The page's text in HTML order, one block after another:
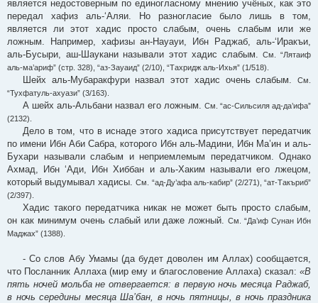
является недостоверным по единогласному мнению учёных, как это
передал хафиз аль-‘Аляи. Но разногласие было лишь в том,
является ли этот хадис просто слабым, очень слабым или же
ложным. Например, хафизы ан-Науауи, Ибн Раджаб, аль-‘Иракъи,
аль-Бусыри, аш-Шаукани называли этот хадис слабым.См. “Лятаиф
аль-ма’ариф” (стр. 328), “аз-Зауаид” (2/10), “Тахридж аль-Ихья” (1/518).
Шейх аль-Мубаракфури назвал этот хадис очень слабым.
См.
“Тухфатуль-ахуази” (3/163).
А шейх аль-Альбани назвал его ложным.
См. “ас-Сильсиля ад-да’ифа”
(2132).
Дело в том, что в иснаде этого хадиса присутствует передатчик
по имени Ибн Аби Сабра, которого Ибн аль-Мадини, Ибн Ма’ин и аль-
Бухари называли слабым и неприемлемым передатчиком. Однако
Ахмад, Ибн ‘Ади, Ибн Хиббан и аль-Хаким называли его лжецом,
который выдумывал хадисы.См. “ад-Ду’афа аль-кабир” (2/271), “ат-Такъриб”
(2/397).
Хадис такого передатчика никак не может быть просто слабым,
он как минимум очень слабый или даже ложный.См. “Да’иф Сунан Ибн
Маджах” (1388).
- Со слов Абу Умамы (да будет доволен им Аллах) сообщается,
что Посланник Аллаха (мир ему и благословение Аллаха) сказал: «В
пять ночей мольба не отвергается: в первую ночь месяца Раджаб,
в ночь середины месяца Ша’бан, в ночь пятницы, в ночь праздника